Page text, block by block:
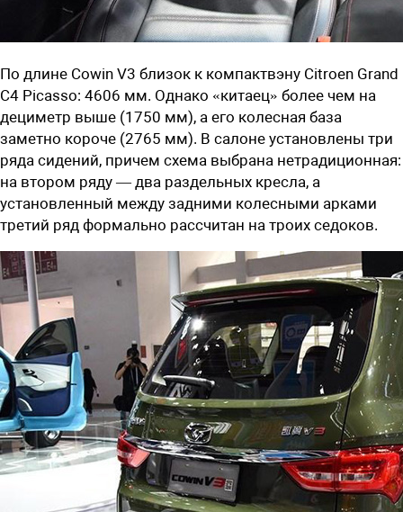
По длине Cowin V3 близок к компактвэну Citroen Grand
C4 Picasso: 4606 мм. Однако «китаец» более чем на
дециметр выше (1750 мм), а его колесная база
заметно короче (2765 мм). В салоне установлены три
ряда сидений, причем схема выбрана нетрадиционная:
на втором ряду — два раздельных кресла, а
установленный между задними колесными арками
третий ряд формально рассчитан на троих седоков.